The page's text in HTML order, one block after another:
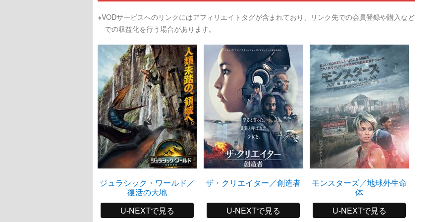
※VODサービスへのリンクにはアフィリエイトタグが含まれており、リンク先での会員登録や購入など
での収益化を行う場合があります。
ジュラシック・ワールド／
復活の大地
U-NEXTで見る
ザ・クリエイター／創造者
U-NEXTで見る
モンスターズ／地球外生命
体
U-NEXTで見る